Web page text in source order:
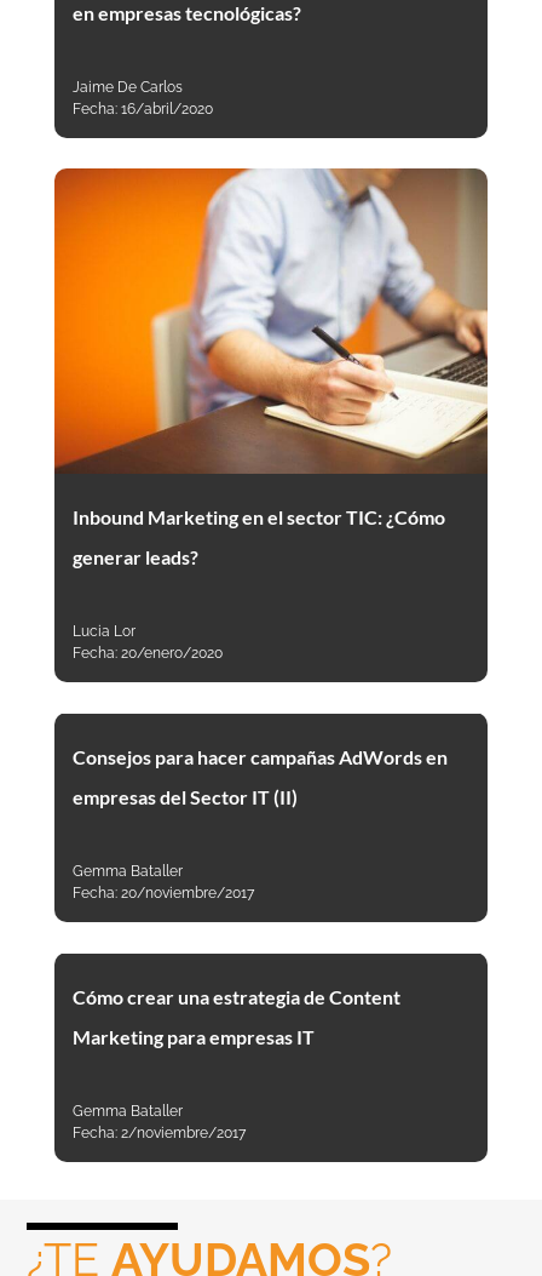
en empresas tecnológicas?
Jaime De Carlos
Fecha: 16/abril/2020
Inbound Marketing en el sector TIC: ¿Cómo
generar leads?
Lucia Lor
Fecha: 20/enero/2020
Consejos para hacer campañas AdWords en
empresas del Sector IT (II)
Gemma Bataller
Fecha: 20/noviembre/2017
Cómo crear una estrategia de Content
Marketing para empresas IT
Gemma Bataller
Fecha: 2/noviembre/2017
¿TEAYUDAMOS?